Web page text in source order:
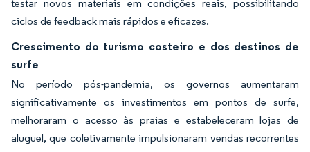
testar novos materiais em condições reais, possibilitando
ciclos de feedback mais rápidos e eficazes.
Crescimento do turismo costeiro e dos destinos de
surfe
No período pós-pandemia, os governos aumentaram
significativamente os investimentos em pontos de surfe,
melhoraram o acesso às praias e estabeleceram lojas de
aluguel, que coletivamente impulsionaram vendas recorrentes